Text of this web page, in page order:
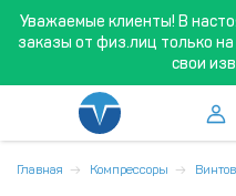
Уважаемые клиенты! В
заказы от физ.лиц только
свои
Главная Компрессоры